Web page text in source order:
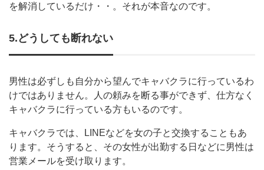
を解消しているだけ・・。それが本音なのです。
5.どうしても断れない
男性は必ずしも自分から望んでキャバクラに行っているわ
けではありません。人の頼みを断る事ができず、仕方なく
キャバクラに行っている方もいるのです。
キャバクラでは、LINEなどを女の子と交換することもあ
ります。そうすると、その女性が出勤する日などに男性は
営業メールを受け取ります。